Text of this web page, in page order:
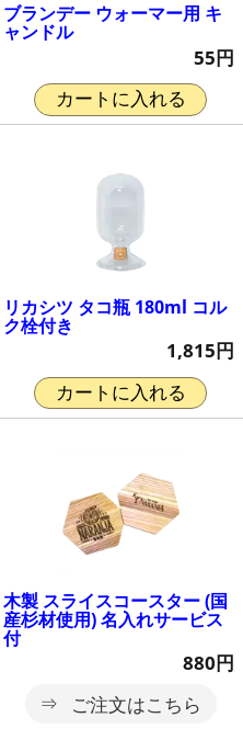
ブランデー ウォーマー用 キ
ャンドル
55円
カートに入れる
リカシツ タコ瓶 180ml コル
ク栓付き
1,815円
カートに入れる
木製 スライスコースター (国
産杉材使用) 名入れサービス
付
880円
ご注文はこちら